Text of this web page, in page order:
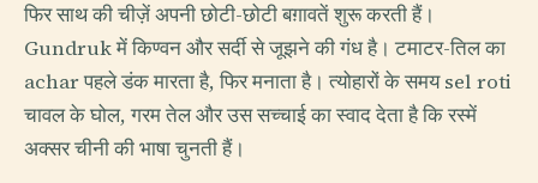
फिर साथ की चीज़ें अपनी छोटी-छोटी बग़ावतें शुरू करती हैं।
Gundruk में किण्वन और सर्दी से जूझने की गंध है। टमाटर-तिल का
achar पहले डंक मारता है, फिर मनाता है। त्योहारों के समय sel roti
चावल के घोल, गरम तेल और उस सच्चाई का स्वाद देता है कि रस्में
अक्सर चीनी की भाषा चुनती हैं।